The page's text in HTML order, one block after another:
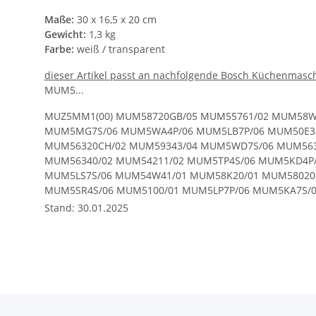
Maße: 30 x 16,5 x 20 cm
Gewicht: 1,3 kg
Farbe: weiß / transparent
dieser Artikel passt an nachfolgende Bosch
MUM5...
MUZ5MM1(00) MUM58720GB/05 MUM55761/02
MUM5MG7S/06 MUM5WA4P/06 MUM5LB7P/06
MUM56320CH/02 MUM59343/04 MUM5WD7S/06
MUM56340/02 MUM54211/02 MUM5TP4S/06
MUM5LS7S/06 MUM54W41/01 MUM58K20/01
MUM5SR4S/06 MUM5100/01 MUM5LP7P/06
MUM59363/02 MUM54230/04 MUM58200GB/01
Stand: 30.01.2025